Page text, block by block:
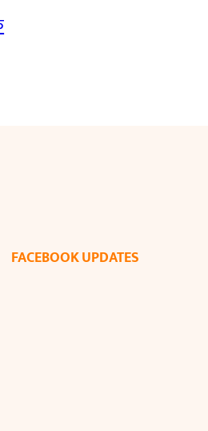
FACEBOOK UPDATES